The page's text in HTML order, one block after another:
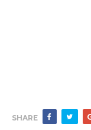
SHARE